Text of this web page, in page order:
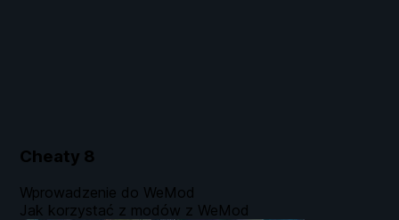
Cheaty 8
Wprowadzenie do WeMod
Jak korzystać z modów z WeMod